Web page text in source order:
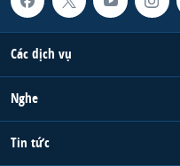
Các dịch vụ
Nghe
Tin tức